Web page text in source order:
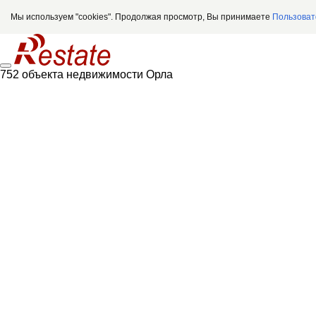
Мы используем "cookies". Продолжая просмотр, Вы принимаете
752 объекта недвижимости Орла